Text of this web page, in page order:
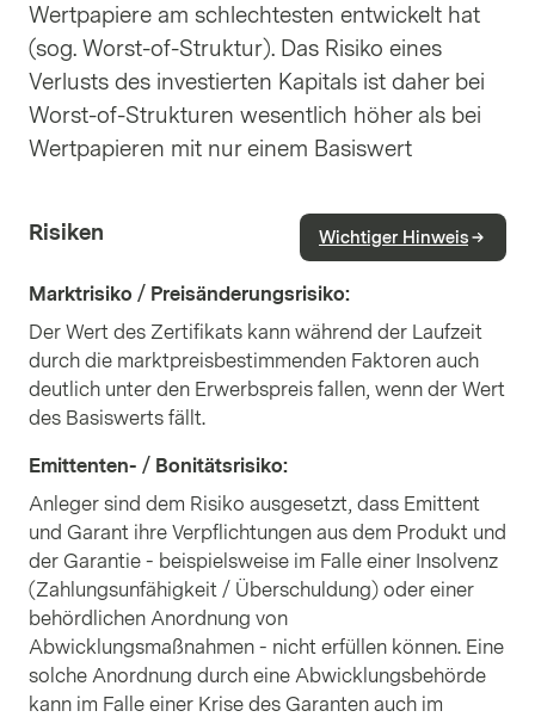
Wertpapiere am schlechtesten entwickelt hat
(sog. Worst-of-Struktur). Das Risiko eines
Verlusts des investierten Kapitals ist daher bei
Worst-of-Strukturen wesentlich höher als bei
Wertpapieren mit nur einem Basiswert
Risiken Wichtiger Hinweis
Marktrisiko / Preisänderungsrisiko:
Der Wert des Zertifikats kann während der Laufzeit
durch die marktpreisbestimmenden Faktoren auch
deutlich unter den Erwerbspreis fallen, wenn der Wert
des Basiswerts fällt.
Emittenten- / Bonitätsrisiko:
Anleger sind dem Risiko ausgesetzt, dass Emittent
und Garant ihre Verpflichtungen aus dem Produkt und
der Garantie - beispielsweise im Falle einer Insolvenz
(Zahlungsunfähigkeit / Überschuldung) oder einer
behördlichen Anordnung von
Abwicklungsmaßnahmen - nicht erfüllen können. Eine
solche Anordnung durch eine Abwicklungsbehörde
kann im Falle einer Krise des Garanten auch im